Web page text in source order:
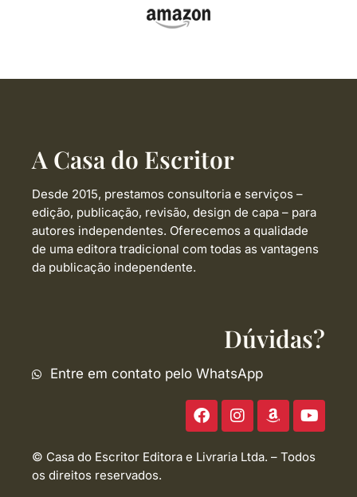
A Casa do Escritor
Desde 2015, prestamos consultoria e serviços –
edição, publicação, revisão, design de capa – para
autores independentes. Oferecemos a qualidade
de uma editora tradicional com todas as vantagens
da publicação independente.
Dúvidas?
Entre em contato pelo WhatsApp
F
a
c
e
I
n
s
t
A
m
a
z
Y
o
u
t
© Casa do Escritor Editora e Livraria Ltda. – Todos
os direitos reservados.